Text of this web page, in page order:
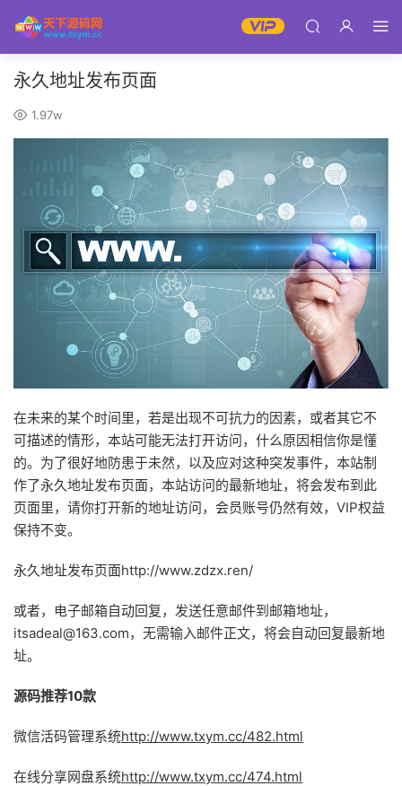
永久地址发布页面
1.97w
在未来的某个时间里，若是出现不可抗力的因素，或者其它不
可描述的情形，本站可能无法打开访问，什么原因相信你是懂
的。为了很好地防患于未然，以及应对这种突发事件，本站制
作了永久地址发布页面，本站访问的最新地址，将会发布到此
页面里，请你打开新的地址访问，会员账号仍然有效，VIP权益
保持不变。
永久地址发布页面http://www.zdzx.ren/
或者，电子邮箱自动回复，发送任意邮件到邮箱地址，
itsadeal@163.com，无需输入邮件正文，将会自动回复最新地
址。
源码推荐10款
微信活码管理系统http://www.txym.cc/482.html
在线分享网盘系统http://www.txym.cc/474.html